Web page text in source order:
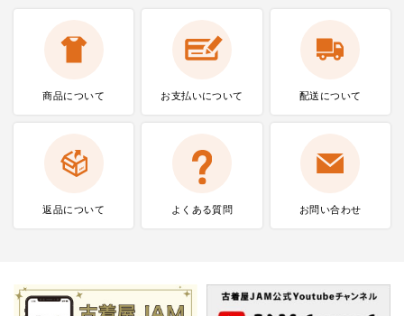
商品について お支払いについて 配送について
返品について よくある質問 お問い合わせ